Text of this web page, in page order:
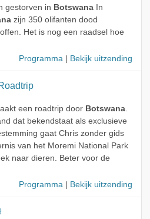
gestorven in BotswanaIn
zijn 350 olifanten dood
Het is nog een raadsel hoe
Programma | Bekijk uitzending
een roadtrip door Botswana.
dat bekendstaat als exclusieve
gaat Chris zonder gids
van het Moremi National Park
naar dieren. Beter voor de
Programma | Bekijk uitzending